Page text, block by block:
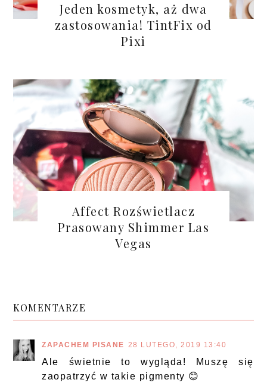
Jeden kosmetyk, aż dwa
zastosowania! TintFix od
Pixi
Affect Rozświetlacz
Prasowany Shimmer Las
Vegas
KOMENTARZE
ZAPACHEM PISANE 28 LUTEGO, 2019 13:40
Ale świetnie to wygląda! Muszę się
zaopatrzyć w takie pigmenty 😊